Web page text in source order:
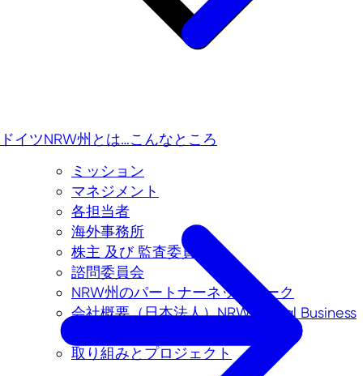
ミッション
マネジメント
各担当者
海外事務所
株主 及び 監査委員会
諮問委員会
NRW州のパートナーネットワーク
会社概要（日本法人）NRW.Global Business
取り組みとプロジェクト
ドイツNRW州とは…こんなところ